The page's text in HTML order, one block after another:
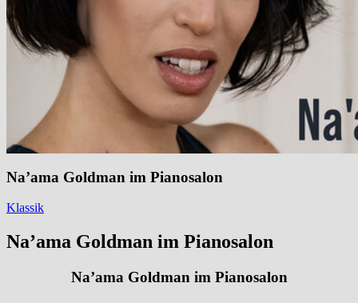
Na’ama Goldman im Pianosalon
Klassik
Na’ama Goldman im Pianosalon
Na’ama Goldman im Pianosalon